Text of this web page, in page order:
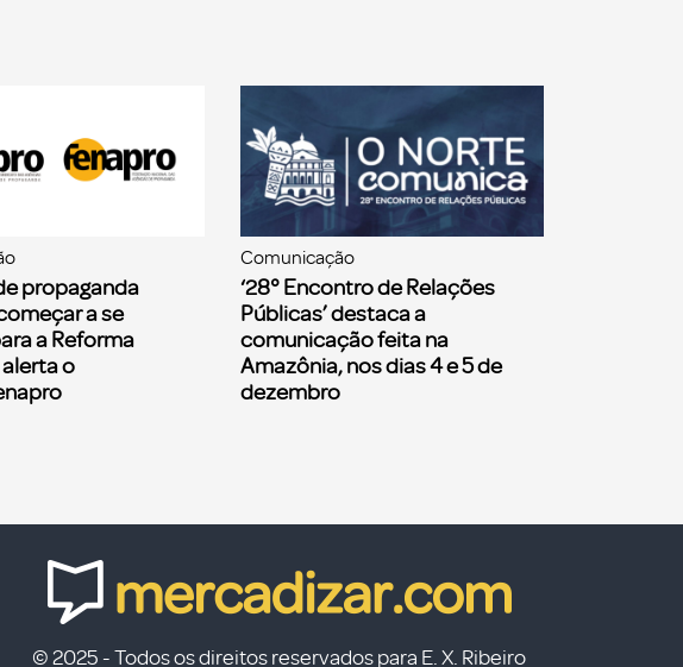
propaganda
a se
a Reforma
o
Comunicação
‘28° Encontro de Relações
Públicas’ destaca a
comunicação feita na
Amazônia, nos dias 4 e 5 de
dezembro
© 2025 - Todos os direitos reservados para E. X. Ribeiro